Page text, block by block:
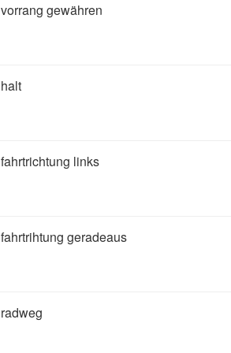
vorrang gewähren
halt
fahrtrichtung links
fahrtrihtung geradeaus
radweg